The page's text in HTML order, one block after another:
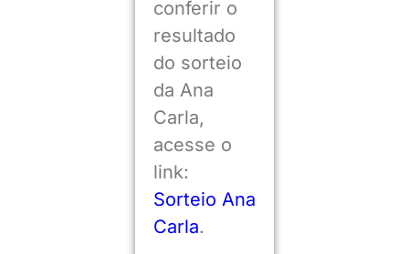
conferir o
resultado
do sorteio
da Ana
Carla,
acesse o
link:
Sorteio Ana
Carla.